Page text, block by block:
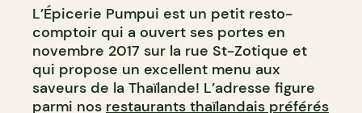
CAVISTE
L’Épicerie Pumpui est un petit resto-
comptoir qui a ouvert ses portes en
novembre 2017 sur la rue St-Zotique et
qui propose un excellent menu aux
saveurs de la Thaïlande! L’adresse figure
parmi nos restaurants thaïlandais préférés